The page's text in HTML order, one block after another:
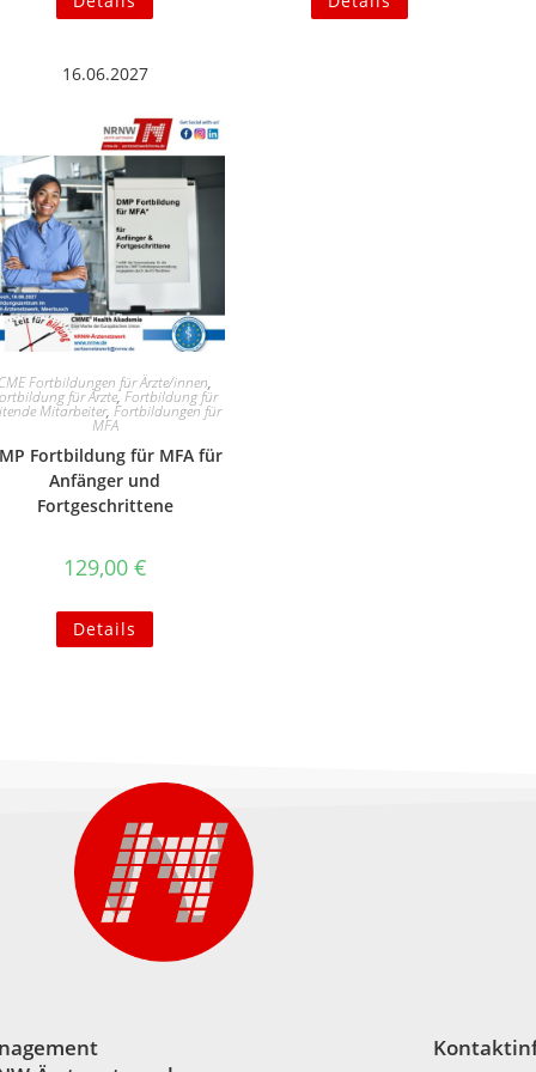
16.06.2027
Fortbildungen für Ärzte/innen,
für Ärzte,Fortbildung für
Mitarbeiter, Fortbildungen für
MFA
Fortbildung für MFA für
Anfänger und
Fortgeschrittene
129,00 €
Details